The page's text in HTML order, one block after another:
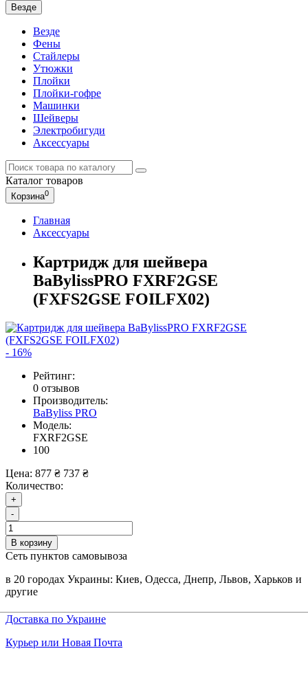
Везде
Везде
Фены
Стайлеры
Утюжки
Плойки
Плойки-гофре
Машинки
Шейверы
Электробигуди
Аксессуары
Каталог товаров
Корзина0
Главная
Аксессуары
Картридж для шейвера
BaBylissPRO FXRF2GSE
(FXFS2GSE FOILFX02)
- 16%
Рейтинг:
0 отзывов
Производитель:
BaByliss PRO
Модель:
FXRF2GSE
100
Цена: 877 ₴ 737 ₴
Количество:
+
-
В корзину
Сеть пунктов самовывоза
в 20 городах Украины: Киев, Одесса, Днепр, Львов, Харьков и
другие
Доставка по Украине
Курьер или Новая Почта